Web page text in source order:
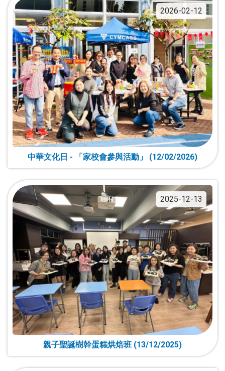
2026-02-12
中華文化日 - 「家校會參與活動」 (12/02/2026)
2025-12-13
親子聖誕樹幹蛋糕烘焙班 (13/12/2025)